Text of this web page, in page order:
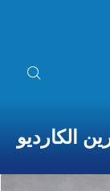
الكارديو